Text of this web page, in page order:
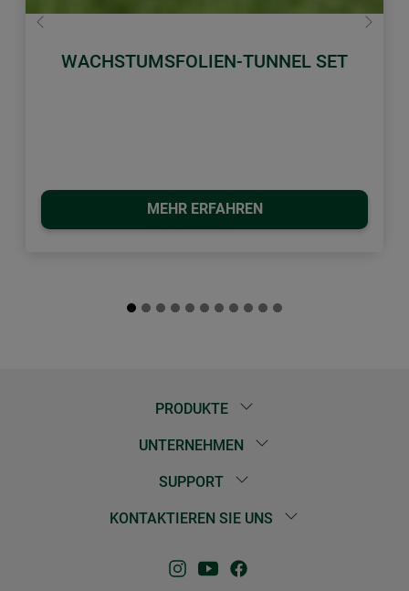
WACHSTUMSFOLIEN-TUNNEL SET
MEHR ERFAHREN
Zurück Weiter
PRODUKTE
UNTERNEHMEN
SUPPORT
KONTAKTIEREN SIE UNS